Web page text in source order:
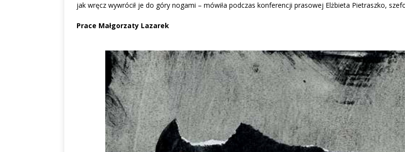
jak wręcz wywrócił je do góry nogami – mówiła podczas konferencji prasowej Elżbieta Pietraszko,
Prace Małgorzaty Lazarek